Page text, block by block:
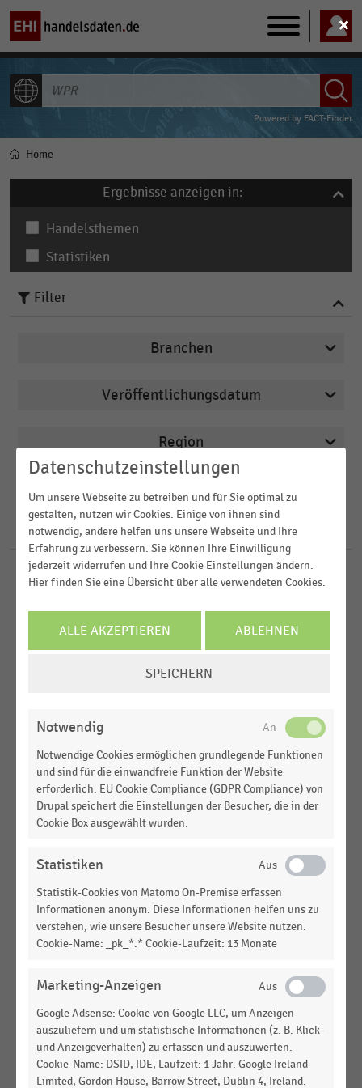
Main
navigation
Powered by FACT-Finder
Pfadnavigation
Home
Ergebnisse anzeigen in:
Handelsthemen
Statistiken
118Ergebnisse fürWPR
LEBENSMITTELHANDEL|STATISTIK
Umsatzentwicklung im Lebensmittelhandel (2025)
LEBENSMITTELHANDEL|STATISTIK
Umsatz mit Wasch-, Putz- und Reinigungsmitteln
Umsatzverteilung mit Wasch-, Putz- und
Reinigungsmitteln im Lebensmittelhandel (2020-
2025)
LEBENSMITTELHANDEL|STATISTIK
Entwicklung der Ausgaben für FMCG-Produkte im
LEBENSMITTELHANDEL|STATISTIK
Entwicklung der Ausgaben für FMCG-Produkte im
deutschen Einzelhandel nach Sortimenten
(Dezember 2025)
Entwicklung der Ausgaben für FMCG-Produkte im
deutschen Einzelhandel nach Sortimenten (Januar
2026)
LEBENSMITTELHANDEL|STATISTIK
Entwicklung der Ausgaben für FMCG-Produkte im
Filter
Branchen
Deutschsprachiger Einzelhandel
Drogerien und Drogeriemärkte
E-Commerce
Einkaufsverhalten
Großhandel
MEHR ANZEIGEN
Veröffentlichungsdatum
2023
2022
MEHR ANZEIGEN
Region
Deutschland
Österreich
Schweiz
USA
FILTER ZURÜCKSETZEN
Datenschutzeinstellungen
Um unsere Webseite zu betreiben und für Sie optimal zu
gestalten, nutzen wir Cookies. Einige von ihnen sind
notwendig, andere helfen uns unsere Webseite und Ihre
Erfahrung zu verbessern. Sie können Ihre Einwilligung
jederzeit widerrufen und Ihre Cookie Einstellungen ändern.
Hier finden Sie eine Übersicht über alle verwendeten Cookies.
ALLE AKZEPTIEREN ABLEHNEN
SPEICHERN
Notwendig
Notwendige Cookies ermöglichen grundlegende Funktionen
und sind für die einwandfreie Funktion der Website
erforderlich. EU Cookie Compliance (GDPR Compliance) von
Drupal speichert die Einstellungen der Besucher, die in der
Cookie Box ausgewählt wurden.
Statistiken
Statistik-Cookies von Matomo On-Premise erfassen
Informationen anonym. Diese Informationen helfen uns zu
verstehen, wie unsere Besucher unsere Website nutzen.
Cookie-Name: _pk_*.* Cookie-Laufzeit: 13 Monate
Marketing-Anzeigen
Google Adsense: Cookie von Google LLC, um Anzeigen
auszuliefern und um statistische Informationen (z. B. Klick-
und Anzeigeverhalten) zu erfassen und auszuwerten.
Cookie-Name: DSID, IDE, Laufzeit: 1 Jahr. Google Ireland
Limited, Gordon House, Barrow Street, Dublin 4, Ireland.